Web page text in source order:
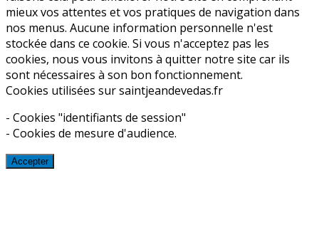
mieux vos attentes et vos pratiques de navigation dans
nos menus. Aucune information personnelle n'est
stockée dans ce cookie. Si vous n'acceptez pas les
cookies, nous vous invitons à quitter notre site car ils
sont nécessaires à son bon fonctionnement.
Cookies utilisées sur saintjeandevedas.fr
- Cookies "identifiants de session"
- Cookies de mesure d'audience.
Accepter